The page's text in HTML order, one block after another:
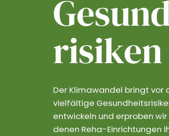
risiken
Der Klimawandel bringt vor
vielfältige
entwickeln und erproben
denen Reha-Einrichtungen